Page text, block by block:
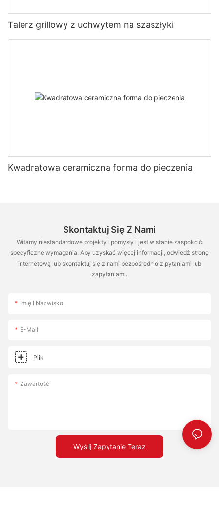
Talerz grillowy z uchwytem na szaszłyki
Kwadratowa ceramiczna forma do pieczenia
Skontaktuj Się Z Nami
Witamy niestandardowe projekty i pomysły i jest w stanie zaspokoić
specyficzne wymagania. Aby uzyskać więcej informacji, odwiedź stronę
internetową lub skontaktuj się z nami bezpośrednio z pytaniami lub
zapytaniami.
Imię I Nazwisko
E-Mail
Plik
Zawartość
Wyślij Zapytanie Teraz